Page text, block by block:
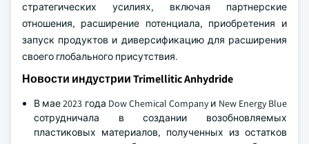
стратегических усилиях, включая партнерские
отношения, расширение потенциала, приобретения и
запуск продуктов и диверсификацию для расширения
своего глобального присутствия.
Новости индустрии Trimellitic Anhydride
В мае 2023 года Dow Chemical Company и New Energy Blue
сотрудничала в создании возобновляемых
пластиковых материалов, полученных из остатков